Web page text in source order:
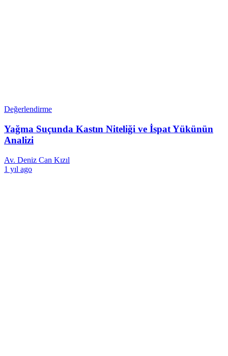
Değerlendirme
Yağma Suçunda Kastın Niteliği ve İspat Yükünün
Analizi
Av. Deniz Can Kızıl
1 yıl ago